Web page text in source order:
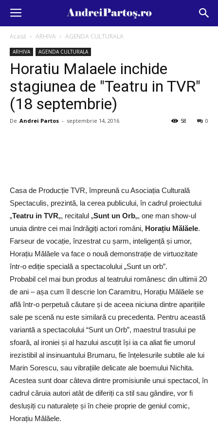
Acasă ARHIVA AGENDA CULTURALA
ARHIVA AGENDA CULTURALA
Horatiu Malaele inchide
stagiunea de "Teatru in TVR"
(18 septembrie)
De Andrei Partos - septembrie 14, 2016 0
58
Casa de Producție TVR, împreună cu Asociația Culturală
Spectaculis, prezintă, la cerea publicului, în cadrul proiectului
„Teatru in TVR„, recitalul „Sunt un Orb„, one man show-ul
unuia dintre cei mai îndrăgiți actori români, Horațiu Mălăele.
Farseur de vocație, înzestrat cu șarm, inteligență și umor,
Horațiu Mălăele va face o nouă demonstrație de virtuozitate
într-o ediție specială a spectacolului „Sunt un orb”.
Probabil cel mai bun produs al teatrului românesc din ultimii 20
de ani – așa cum îl descrie Ion Caramitru, Horațiu Mălăele se
află într-o perpetuă căutare și de aceea niciuna dintre aparițiile
sale pe scenă nu este similară cu precedenta. Pentru această
variantă a spectacolului “Sunt un Orb”, maestrul trasului pe
sfoară, al ironiei și al hazului ascuțit își ia ca aliat fie umorul
irezistibil al insinuantului Brumaru, fie înțelesurile subtile ale lui
Marin Sorescu, sau vibrațiile delicate ale boemului Nichita.
Acestea sunt doar câteva dintre promisiunile unui spectacol, în
cadrul căruia autori atât de diferiți ca stil sau gândire, vor fi
deslușiți cu naturalețe și în cheie proprie de geniul comic,
Horațiu Mălăele.